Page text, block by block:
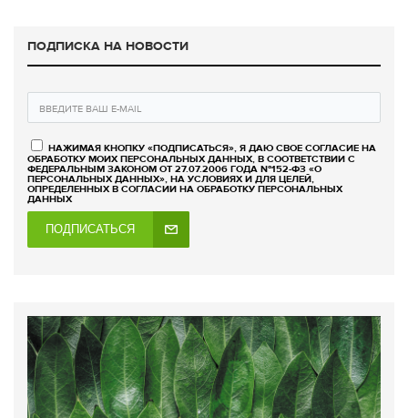
ПОДПИСКА НА НОВОСТИ
НАЖИМАЯ КНОПКУ «ПОДПИСАТЬСЯ», Я ДАЮ СВОЕ СОГЛАСИЕ НА
ОБРАБОТКУ МОИХ ПЕРСОНАЛЬНЫХ ДАННЫХ, В СООТВЕТСТВИИ С
ФЕДЕРАЛЬНЫМ ЗАКОНОМ ОТ 27.07.2006 ГОДА №152-ФЗ «О
ПЕРСОНАЛЬНЫХ ДАННЫХ», НА УСЛОВИЯХ И ДЛЯ ЦЕЛЕЙ,
ОПРЕДЕЛЕННЫХ В СОГЛАСИИ НА ОБРАБОТКУ ПЕРСОНАЛЬНЫХ
ДАННЫХ
ПОДПИСАТЬСЯ